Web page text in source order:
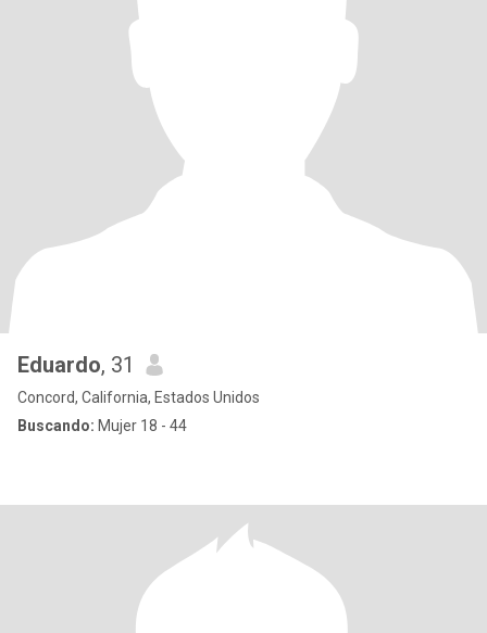
Eduardo, 31
Concord, California, Estados Unidos
Buscando: Mujer 18 - 44